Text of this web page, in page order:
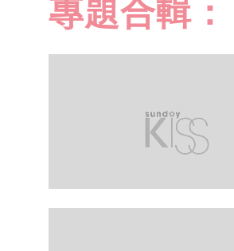
專題合輯：